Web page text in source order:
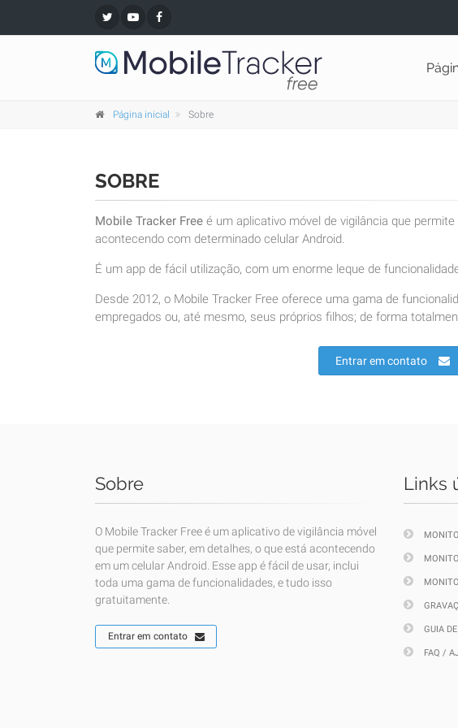
Página inicial Sobre
SOBRE
Mobile Tracker Free é um aplicativo móvel de vigilância que
acontecendo com determinado celular Android.
É um app de fácil utilização, com um enorme leque de
Desde 2012, o Mobile Tracker Free oferece uma gama de
empregados ou, até mesmo, seus próprios filhos; de forma
Entrar em contato
Sobre
O Mobile Tracker Free é um aplicativo de vigilância móvel
que permite saber, em detalhes, o que está acontecendo
em um celular Android. Esse app é fácil de usar, inclui
toda uma gama de funcionalidades, e tudo isso
gratuitamente.
Entrar em contato
Links
GUIA
FAQ /